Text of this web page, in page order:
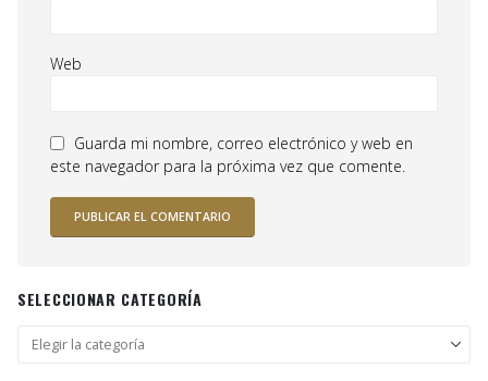
Web
Guarda mi nombre, correo electrónico y web en
este navegador para la próxima vez que comente.
SELECCIONAR CATEGORÍA
Seleccionar
categoría